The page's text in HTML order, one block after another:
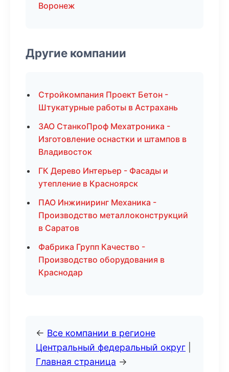
Воронеж
Другие компании
Стройкомпания Проект Бетон -
Штукатурные работы в Астрахань
ЗАО СтанкоПроф Мехатроника -
Изготовление оснастки и штампов в
Владивосток
ГК Дерево Интерьер - Фасады и
утепление в Красноярск
ПАО Инжиниринг Механика -
Производство металлоконструкций
в Саратов
Фабрика Групп Качество -
Производство оборудования в
Краснодар
← Все компании в регионе
Центральный федеральный округ
Главная страница →